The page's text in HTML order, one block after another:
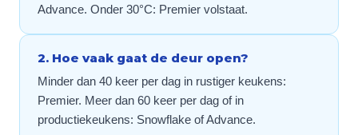
Advance. Onder 30°C: Premier volstaat.
2. Hoe vaak gaat de deur open?
Minder dan 40 keer per dag in rustiger keukens:
Premier. Meer dan 60 keer per dag of in
productiekeukens: Snowflake of Advance.